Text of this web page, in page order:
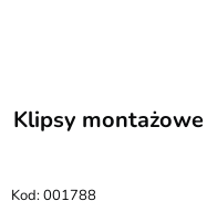
Klipsy
001788